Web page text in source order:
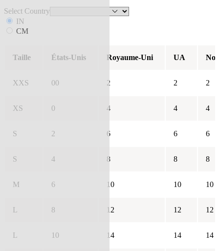
Select Country
IN
CM
Taille États-Unis Royaume-Uni UA
XXS 00 2 2 2
XS 0 4 4 4
S 2 6 6 6
S 4 8 8 8
M 6 10 10 10
L 8 12 12 12
L 10 14 14 14